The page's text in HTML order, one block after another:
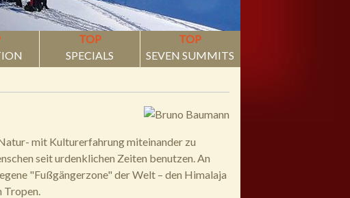
TOP
SPECIALS
TOP
SEVEN SUMMITS
mit Kulturerfahrung miteinander zu
seit urdenklichen Zeiten benutzen. An
"Fußgängerzone" der Welt – den Himalaja